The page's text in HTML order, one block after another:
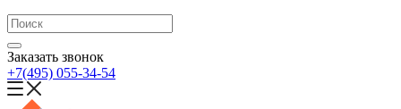
Заказать звонок
+7(495) 055-34-54